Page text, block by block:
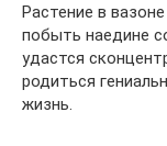
Растение в
побыть наедине
удастся
родиться
жизнь.